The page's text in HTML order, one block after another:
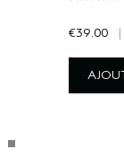
€39.00 |